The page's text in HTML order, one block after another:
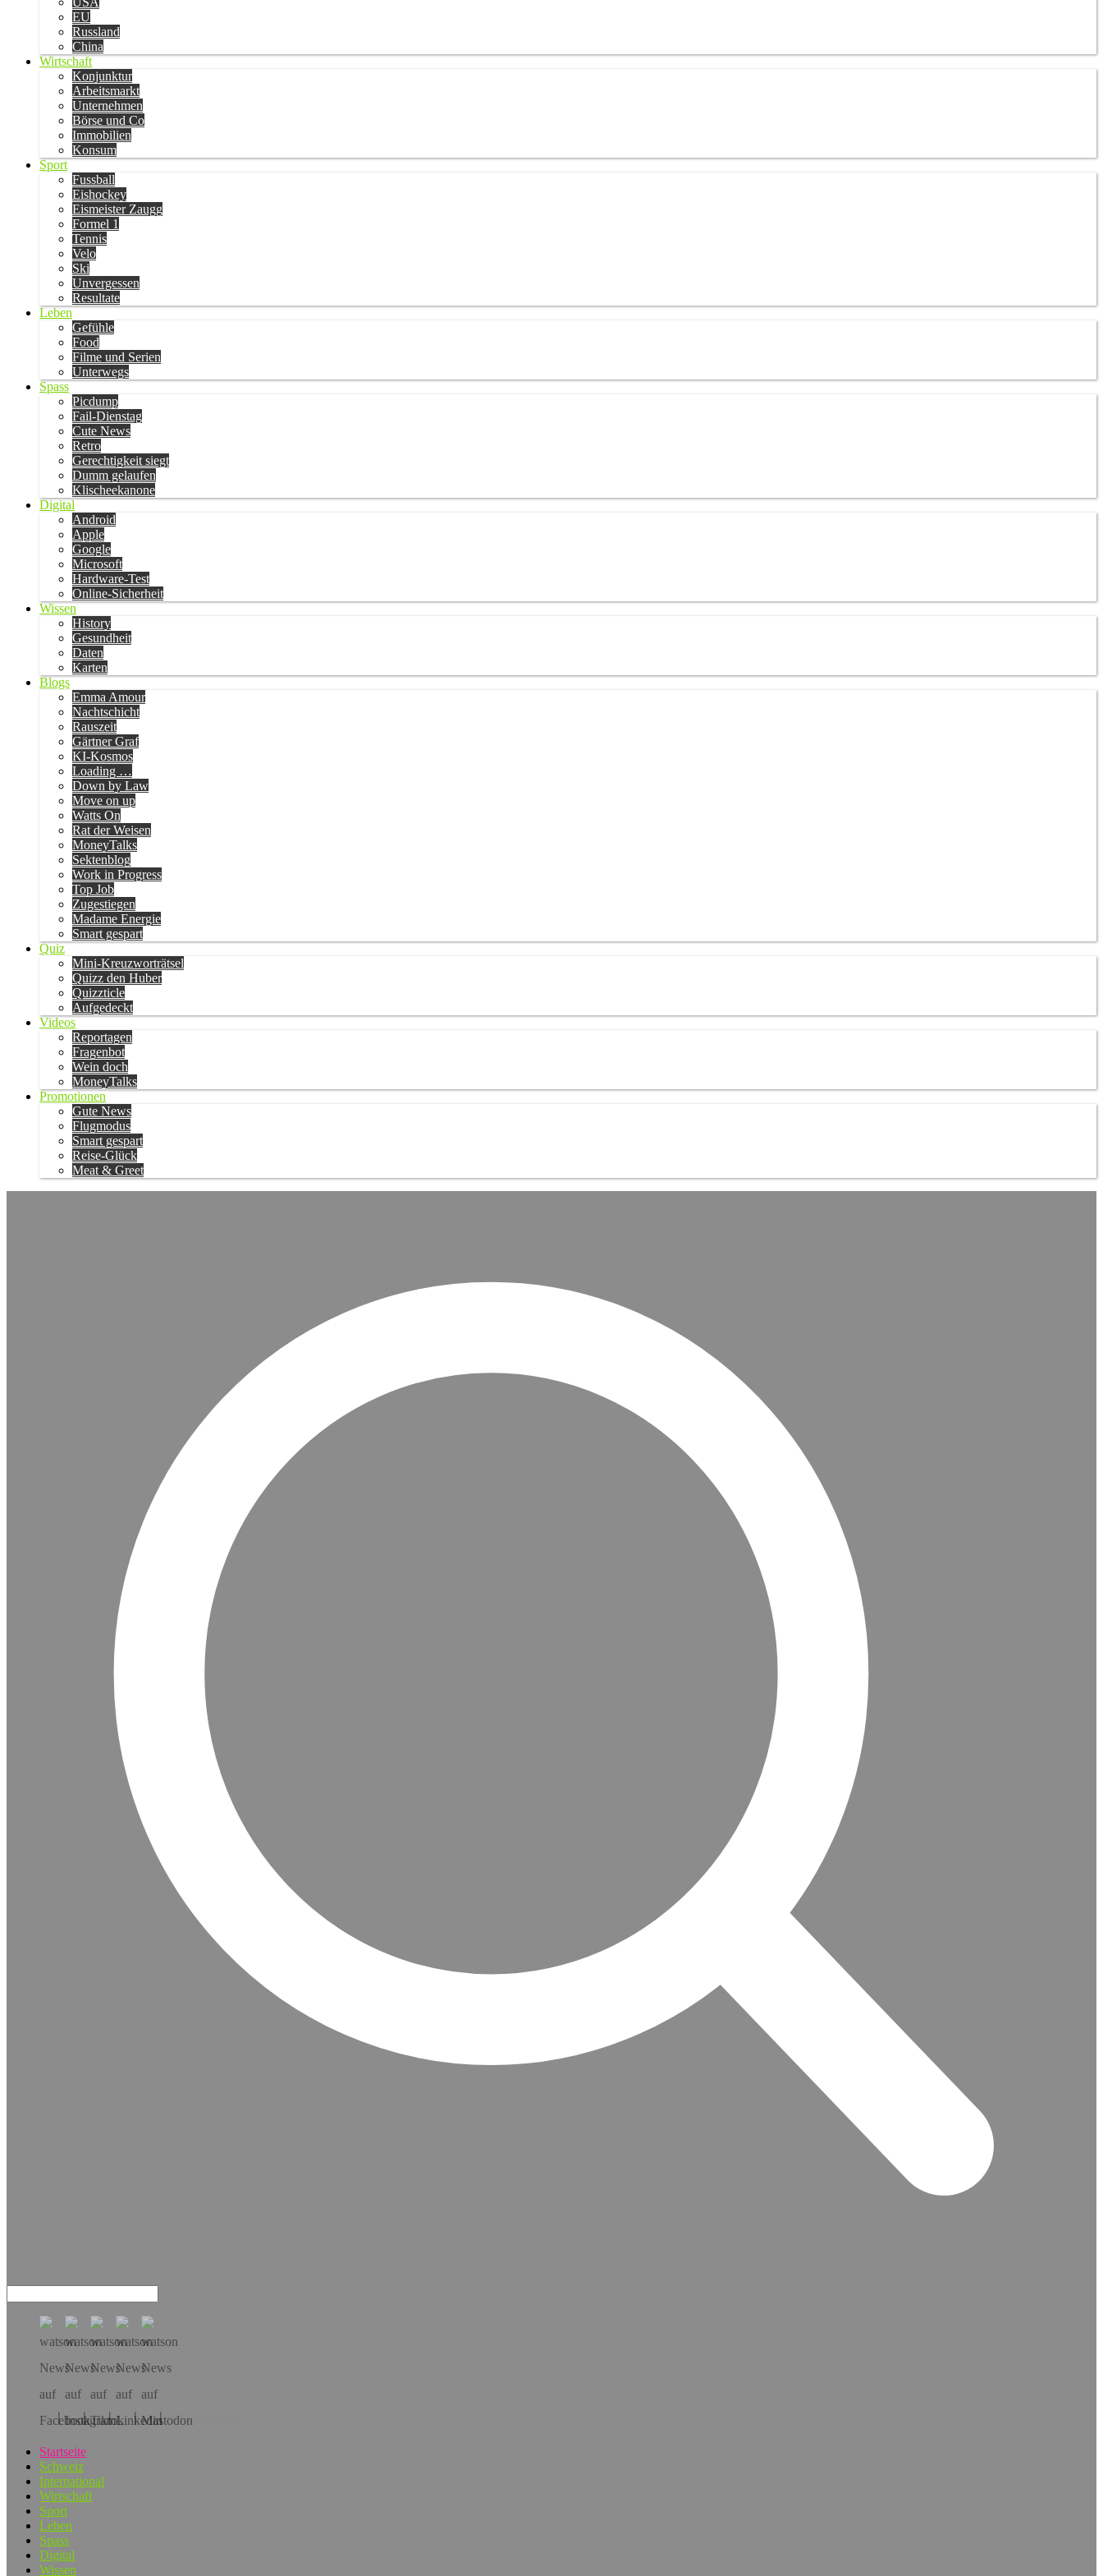
EU
Russland
China
Wirtschaft
Konjunktur
Arbeitsmarkt
Unternehmen
Börse und Co
Immobilien
Konsum
Sport
Fussball
Eishockey
Eismeister Zaugg
Formel 1
Tennis
Velo
Ski
Unvergessen
Resultate
Leben
Gefühle
Food
Filme und Serien
Unterwegs
Spass
Picdump
Fail-Dienstag
Cute News
Retro
Gerechtigkeit siegt
Dumm gelaufen
Klischeekanone
Digital
Android
Apple
Google
Microsoft
Hardware-Test
Online-Sicherheit
Wissen
History
Gesundheit
Daten
Karten
Blogs
Emma Amour
Nachtschicht
Rauszeit
Gärtner Graf
KI-Kosmos
Loading …
Down by Law
Move on up
Watts On
Rat der Weisen
MoneyTalks
Sektenblog
Work in Progress
Top Job
Zugestiegen
Madame Energie
Smart gespart
Quiz
Mini-Kreuzworträtsel
Quizz den Huber
Quizzticle
Aufgedeckt
Videos
Reportagen
Fragenbot
Wein doch
MoneyTalks
Promotionen
Gute News
Flugmodus
Smart gespart
Reise-Glück
Meat & Greet
Hol dir die App!
Startseite
Schweiz
International
Wirtschaft
Sport
Leben
Spass
Digital
Wissen